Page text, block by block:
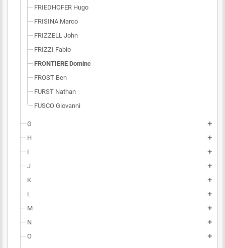
FRIEDHOFER Hugo
FRISINA Marco
FRIZZELL John
FRIZZI Fabio
FRONTIERE Dominc
FROST Ben
FURST Nathan
FUSCO Giovanni
G add
H add
I add
J add
K add
L add
M add
N add
O add